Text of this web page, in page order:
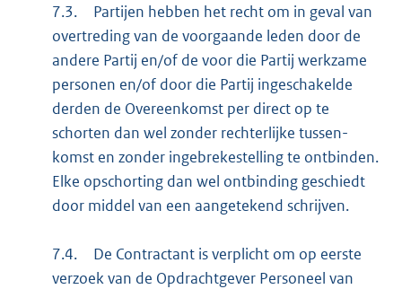
7.3.
Partijen hebben het recht om in geval van
overtreding van de voorgaande leden door de
andere Partij en/of de voor die Partij werkzame
personen en/of door die Partij ingeschakelde
derden de Overeenkomst per direct op te
schorten dan wel zonder rechterlijke tussen-
komst en zonder ingebrekestelling te ontbinden.
Elke opschorting dan wel ontbinding geschiedt
door middel van een aangetekend schrijven.
7.4.
De Contractant is verplicht om op eerste
verzoek van de Opdrachtgever Personeel van